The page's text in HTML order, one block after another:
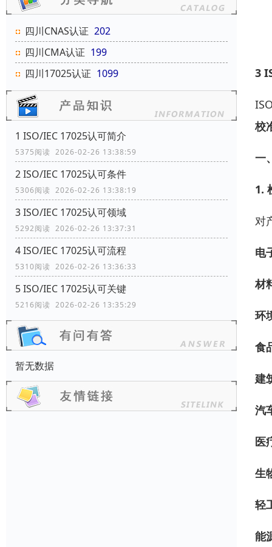
四川CNAS认证 202
四川CMA认证 199
四川17025认证 1099
1 ISO/IEC 17025认可简介
5375阅读 2026-02-26 13:38:59
2 ISO/IEC 17025认可条件
5306阅读 2026-02-26 13:38:19
3 ISO/IEC 17025认可领域
5292阅读 2026-02-26 13:37:31
4 ISO/IEC 17025认可流程
5310阅读 2026-02-26 13:36:33
5 ISO/IEC 17025认可关键
5216阅读 2026-02-26 13:35:29
暂无数据
3
校
一
1.
对
电
材
环
食
建
汽
医
生
轻
能